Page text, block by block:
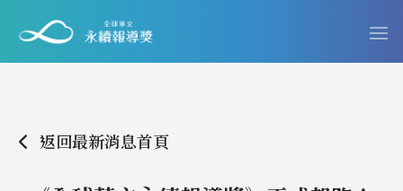
返回最新消息首頁